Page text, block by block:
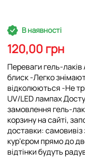
Перейти
до
початку
галереї
зображень
В наявності
120,00 грн
Переваги гель-
блиск -Легко
відколюються -Не
UV/LED лампах
замовлення гель-
корзину на сайті,
доставки: самовивіз
кур'єром прямо до
відтінки будуть